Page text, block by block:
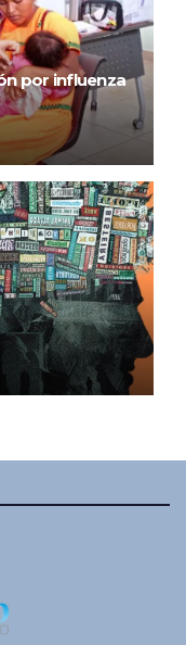
por influenza